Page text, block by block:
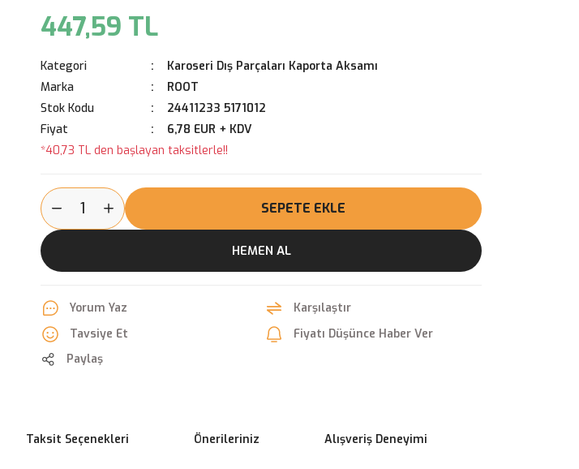
447,59 TL
Kategori
Karoseri Dış Parçaları Kaporta Aksamı
Marka
ROOT
Stok Kodu
24411233 5171012
Fiyat
6,78 EUR + KDV
*40,73 TL den başlayan taksitlerle!!
SEPETE EKLE
HEMEN AL
Yorum Yaz
Karşılaştır
Tavsiye Et
Fiyatı Düşünce Haber Ver
Paylaş
Taksit Seçenekleri Önerileriniz Alışveriş Deneyimi